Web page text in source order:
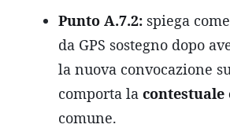
Punto A.7.2: spiega
da GPS sostegno dopo
la nuova convocazione
comporta la
comune.